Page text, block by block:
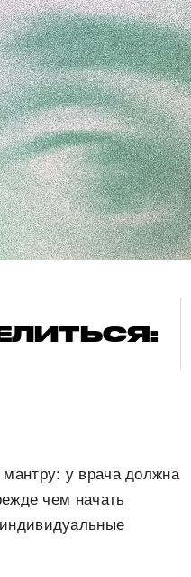
у врача должна
чем начать